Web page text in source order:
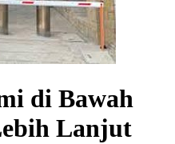
di Bawah
Lanjut